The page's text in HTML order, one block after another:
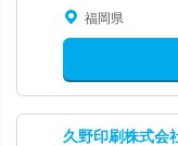
福岡県
久野印刷株式会